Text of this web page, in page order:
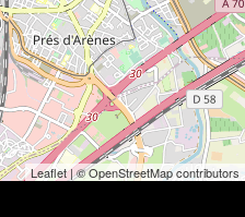
Leaflet| © OpenStreetMap contributors